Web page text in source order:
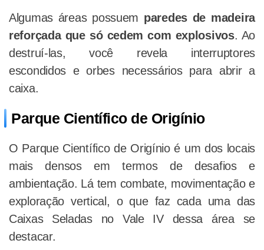
Algumas áreas possuem paredes de madeira
reforçada que só cedem com explosivos. Ao
destruí-las, você revela interruptores
escondidos e orbes necessários para abrir a
caixa.
Parque Científico de Origínio
O Parque Científico de Origínio é um dos locais
mais densos em termos de desafios e
ambientação. Lá tem combate, movimentação e
exploração vertical, o que faz cada uma das
Caixas Seladas no Vale IV dessa área se
destacar.